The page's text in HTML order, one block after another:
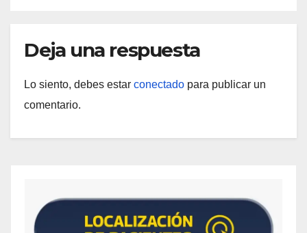
Deja una respuesta
Lo siento, debes estar conectado para publicar un
comentario.